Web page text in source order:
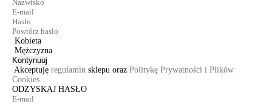
Kobieta
Mężczyzna
Kontynuuj
Akceptuję regulamin sklepu oraz Politykę Prywatności i Plików
Cookies.
ODZYSKAJ HASŁO